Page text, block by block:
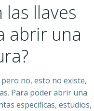
las llaves
abrir una
no, esto no existe,
Para poder abrir una
especificas, estudios,